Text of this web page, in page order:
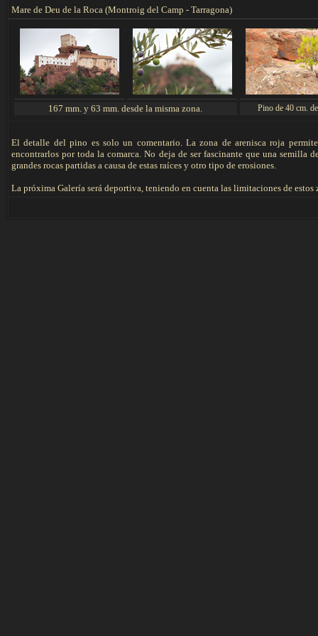
Mare de Deu de la Roca (Montroig del Camp - Tarragona)
167 mm. y 63 mm. desde la misma zona. Pino de 40 cm.
El detalle del pino es solo un comentario. La zona de arenisca roja
encontrarlos por toda la comarca. No deja de ser fascinante que una semilla
grandes rocas partidas a causa de estas raíces y otro tipo de erosiones.
La próxima Galería será deportiva, teniendo en cuenta las limitaciones de estos